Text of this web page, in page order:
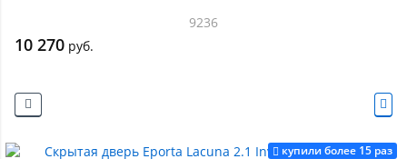
9236
10 270 руб.
купили более 15 раз